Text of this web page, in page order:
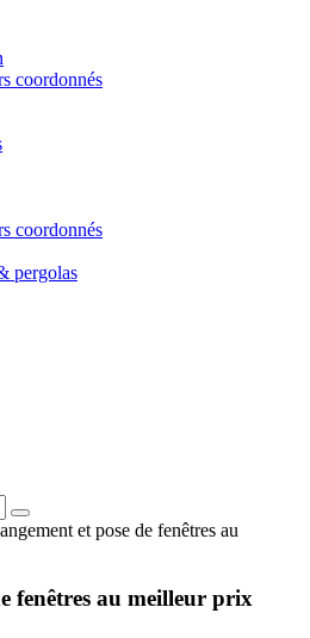
coordonnés
coordonnés
pergolas
et pose de fenêtres au
fenêtres au meilleur prix